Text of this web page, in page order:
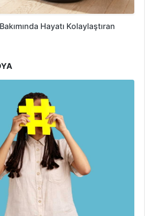
Hayatı Kolaylaştıran